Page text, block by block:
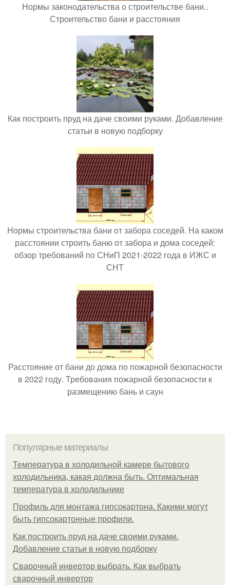
Нормы законодательства о строительстве бани..
Строительство бани и расстояния
Как построить пруд на даче своими руками. Добавление
статьи в новую подборку
Нормы строительства бани от забора соседей. На каком
расстоянии строить баню от забора и дома соседей:
обзор требований по СНиП 2021-2022 года в ИЖС и
СНТ
Расстояние от бани до дома по пожарной безопасности
в 2022 году. Требования пожарной безопасности к
размещению бань и саун
Популярные материалы
Температура в холодильной камере бытового
холодильника, какая должна быть. Оптимальная
температура в холодильнике
Профиль для монтажа гипсокартона. Какими могут
быть гипсокартонные профили.
Как построить пруд на даче своими руками.
Добавление статьи в новую подборку
Сварочный инвертор выбрать. Как выбрать
сварочный инвертор